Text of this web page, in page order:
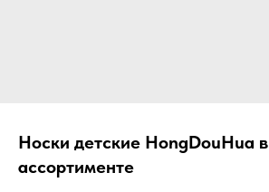
Носки детские HongDouHua в
ассортименте